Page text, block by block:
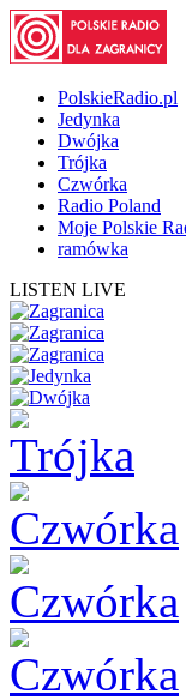
PolskieRadio.pl
Jedynka
Dwójka
Trójka
Czwórka
Radio Poland
Moje Polskie
ramówka
LISTEN LIVE